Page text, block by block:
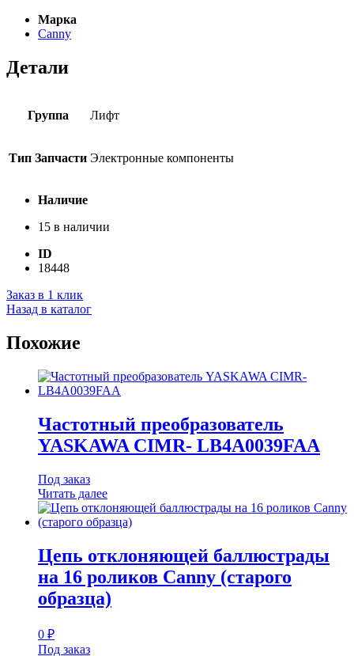
Марка
Canny
Детали
Группа Лифт
Тип Запчасти Электронные компоненты
Наличие
15 в наличии
ID
18448
Заказ в 1 клик
Назад в каталог
Похожие
Частотный преобразователь
YASKAWA CIMR- LB4A0039FAA
Под заказ
Читать далее
Цепь отклоняющей баллюстрады
на 16 роликов Canny (старого
образца)
0 ₽
Под заказ